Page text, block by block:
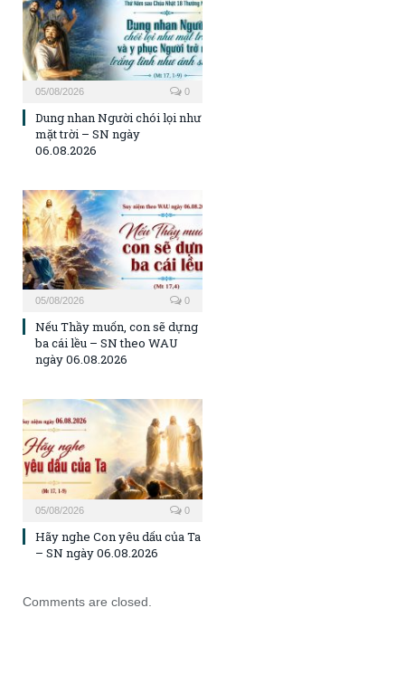
05/08/2026 0
Dung nhan Người chói lọi như
mặt trời – SN ngày
06.08.2026
05/08/2026 0
Nếu Thầy muốn, con sẽ dựng
ba cái lều – SN theo WAU
ngày 06.08.2026
05/08/2026 0
Hãy nghe Con yêu dấu của Ta
– SN ngày 06.08.2026
Comments are closed.